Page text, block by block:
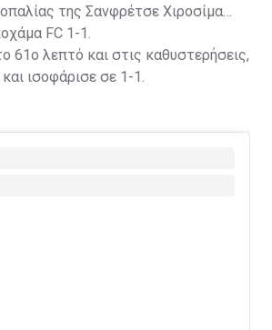
της Σανφρέτσε Χιροσίμα
FC 1-1.
61ο λεπτό και στις καθυστερήσεις,
ισοφάρισε σε 1-1.